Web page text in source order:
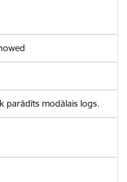
parādīts modālais logs.